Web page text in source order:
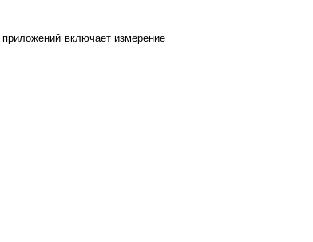
включает измерение